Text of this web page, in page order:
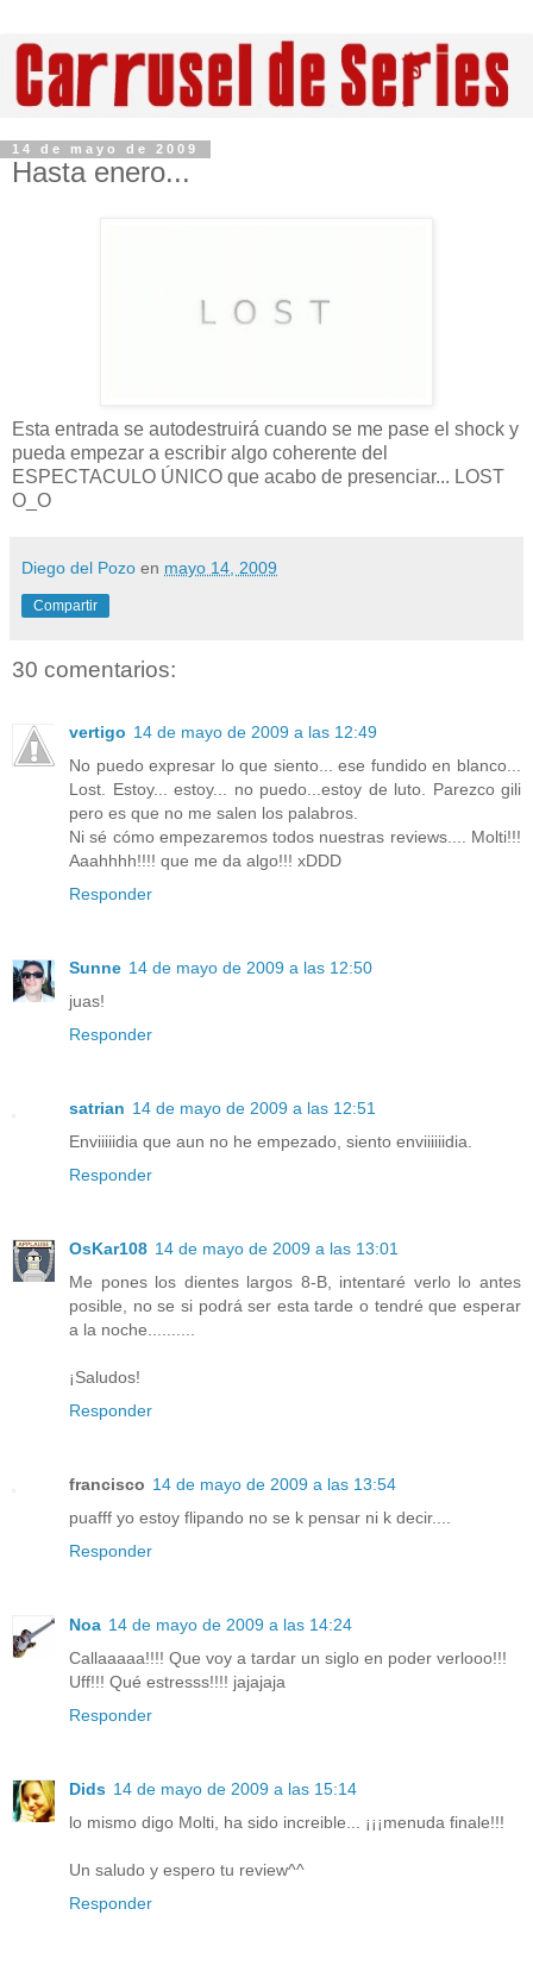
14 de mayo de 2009
Hasta enero...
Esta entrada se autodestruirá cuando se me pase el shock y
pueda empezar a escribir algo coherente del
ESPECTACULO ÚNICO que acabo de presenciar... LOST
O_O
Diego del Pozo en mayo 14, 2009
Compartir
30 comentarios:
vertigo 14 de mayo de 2009 a las 12:49
No puedo expresar lo que siento... ese fundido en blanco...
Lost. Estoy... estoy... no puedo...estoy de luto. Parezco gili
pero es que no me salen los palabros.
Ni sé cómo empezaremos todos nuestras reviews.... Molti!!!
Aaahhhh!!!! que me da algo!!! xDDD
Responder
Sunne 14 de mayo de 2009 a las 12:50
juas!
Responder
satrian 14 de mayo de 2009 a las 12:51
Enviiiiidia que aun no he empezado, siento enviiiiiidia.
Responder
OsKar108 14 de mayo de 2009 a las 13:01
Me pones los dientes largos 8-B, intentaré verlo lo antes
posible, no se si podrá ser esta tarde o tendré que esperar
a la noche..........
¡Saludos!
Responder
francisco 14 de mayo de 2009 a las 13:54
puafff yo estoy flipando no se k pensar ni k decir....
Responder
Noa 14 de mayo de 2009 a las 14:24
Callaaaaa!!!! Que voy a tardar un siglo en poder verlooo!!!
Uff!!! Qué estresss!!!! jajajaja
Responder
Dids 14 de mayo de 2009 a las 15:14
lo mismo digo Molti, ha sido increible... ¡¡¡menuda finale!!!
Un saludo y espero tu review^^
Responder